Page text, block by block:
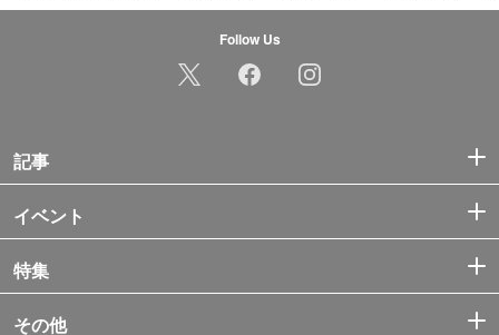
Follow Us
記事
イベント
特集
その他